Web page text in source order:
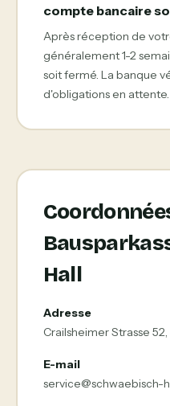
compte bancaire
Après réception de
généralement 1-2
soit fermé. La banque
d'obligations en attente.
Hall
Adresse
Crailsheimer Strasse
E-mail
service@schwaebisch-